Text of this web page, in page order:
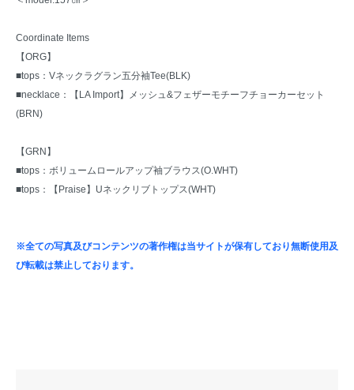
Coordinate Items
【ORG】
■tops： Vネックラグラン五分袖Tee(BLK)
■necklace：
【LA Import】メッシュ&フェザーモチーフチョーカーセット
(BRN)
【GRN】
■tops： ボリュームロールアップ袖ブラウス(O.WHT)
■tops：
【Praise】Uネックリブトップス(WHT)
※全ての写真及びコンテンツの著作権は当サイトが保有しており無断使用及
び転載は禁止しております。